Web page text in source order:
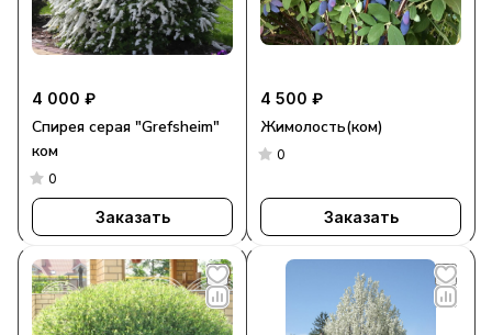
4 000 ₽
Спирея серая "Grefsheim"
ком
0
Заказать
4 500 ₽
Жимолость(ком)
0
Заказать